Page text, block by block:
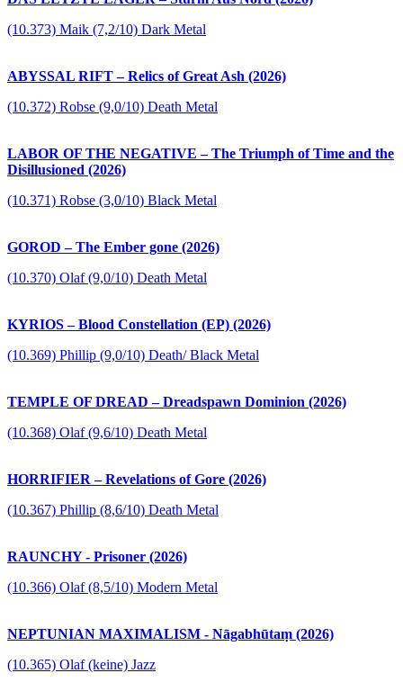
(10.373) Maik (7,2/10) Dark Metal
ABYSSAL RIFT – Relics of Great Ash (2026)
(10.372) Robse (9,0/10) Death Metal
LABOR OF THE NEGATIVE – The Triumph of Time and the
Disillusioned (2026)
(10.371) Robse (3,0/10) Black Metal
GOROD – The Ember gone (2026)
(10.370) Olaf (9,0/10) Death Metal
KYRIOS – Blood Constellation (EP) (2026)
(10.369) Phillip (9,0/10) Death/ Black Metal
TEMPLE OF DREAD – Dreadspawn Dominion (2026)
(10.368) Olaf (9,6/10) Death Metal
HORRIFIER – Revelations of Gore (2026)
(10.367) Phillip (8,6/10) Death Metal
RAUNCHY - Prisoner (2026)
(10.366) Olaf (8,5/10) Modern Metal
NEPTUNIAN MAXIMALISM - Nāgabhūtaṃ (2026)
(10.365) Olaf (keine) Jazz